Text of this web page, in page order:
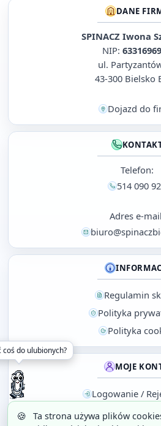
DANE
SPINACZ Iwona
NIP:
ul.
43-300 Bielsko
Dojazd do
Telefon:
514 090
Adres e-
Regulamin
Polityka
Polityka
MOJE
Logowanie /
Koszyk
do ulubionych?
🍪
Ta strona używa plików